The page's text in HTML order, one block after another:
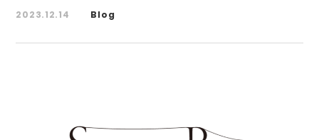
2023.12.14 Blog